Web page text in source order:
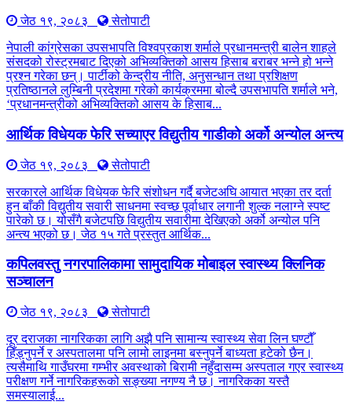
जेठ १९, २०८३
सेतोपाटी
नेपाली कांग्रेसका उपसभापति विश्वप्रकाश शर्माले प्रधानमन्त्री बालेन शाहले
संसदको रोस्ट्रमबाट दिएको अभिव्यक्तिको आसय हिसाब बराबर भन्ने हो भन्ने
प्रश्न गरेका छन्। पार्टीको केन्द्रीय नीति, अनुसन्धान तथा प्रशिक्षण
प्रतिष्ठानले लुम्बिनी प्रदेशमा गरेको कार्यक्रममा बोल्दै उपसभापति शर्माले भने,
‘प्रधानमन्त्रीको अभिव्यक्तिको आसय के हिसाब...
आर्थिक विधेयक फेरि सच्याएर विद्युतीय गाडीको अर्को अन्योल अन्त्य
जेठ १९, २०८३
सेतोपाटी
सरकारले आर्थिक विधेयक फेरि संशोधन गर्दै बजेटअघि आयात भएका तर दर्ता
हुन बाँकी विद्युतीय सवारी साधनमा स्वच्छ पूर्वाधार लगानी शुल्क नलाग्ने स्पष्ट
पारेको छ। योसँगै बजेटपछि विद्युतीय सवारीमा देखिएको अर्को अन्योल पनि
अन्त्य भएको छ। जेठ १५ गते प्रस्तुत आर्थिक...
कपिलवस्तु नगरपालिकामा सामुदायिक मोबाइल स्वास्थ्य क्लिनिक
सञ्चालन
जेठ १९, २०८३
सेतोपाटी
दूर दराजका नागरिकका लागि अझै पनि सामान्य स्वास्थ्य सेवा लिन घण्टौँ
हिँड्नुपर्ने र अस्पतालमा पनि लामो लाइनमा बस्नुपर्ने बाध्यता हटेको छैन।
त्यसैमाथि गाउँघरमा गम्भीर अवस्थाको बिरामी नहुँदासम्म अस्पताल गएर स्वास्थ्य
परीक्षण गर्ने नागरिकहरूको सङ्ख्या नगण्य नै छ। नागरिकका यस्तै
समस्यालाई...